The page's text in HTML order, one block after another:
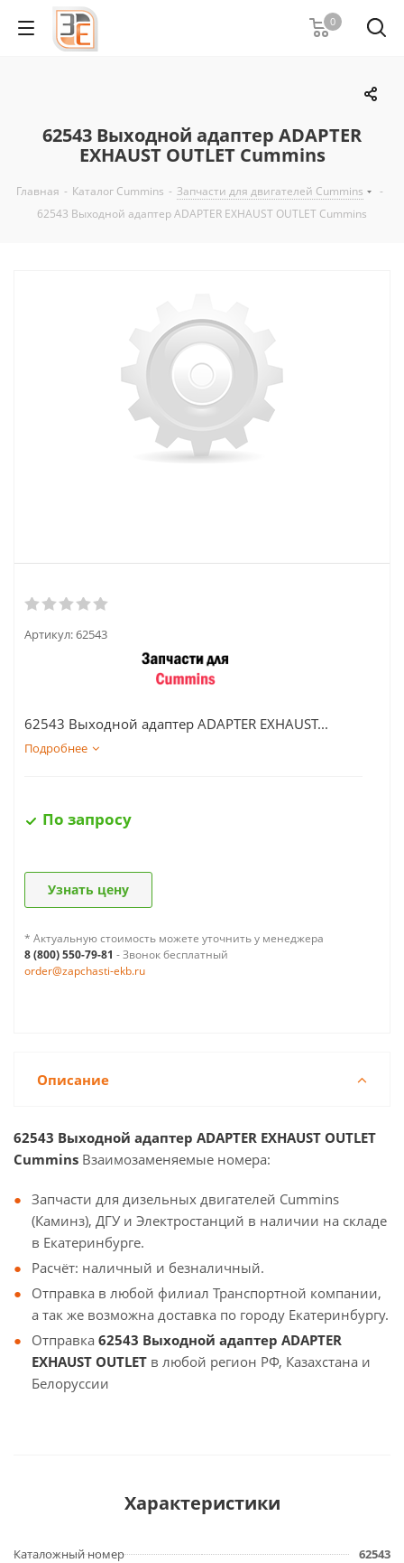
0
62543 Выходной адаптер ADAPTER
EXHAUST OUTLET Cummins
Главная - Каталог Cummins - Запчасти для двигателей Cummins
-
62543 Выходной адаптер ADAPTER EXHAUST OUTLET Cummins
Артикул:62543
62543 Выходной адаптер ADAPTER EXHAUST...
Подробнее
По запросу
Узнать цену
* Актуальную стоимость можете уточнить у менеджера
8 (800) 550-79-81 - Звонок бесплатный
order@zapchasti-ekb.ru
Описание
62543 Выходной адаптер ADAPTER EXHAUST OUTLET
Cummins Взаимозаменяемые номера:
Запчасти для дизельных двигателей Cummins
(Каминз), ДГУ и Электростанций в наличии на складе
в Екатеринбурге.
Расчёт: наличный и безналичный.
Отправка в любой филиал Транспортной компании,
а так же возможна доставка по городу Екатеринбургу.
Отправка 62543 Выходной адаптер ADAPTER
EXHAUST OUTLET в любой регион РФ, Казахстана и
Белоруссии
Характеристики
Каталожный номер 62543